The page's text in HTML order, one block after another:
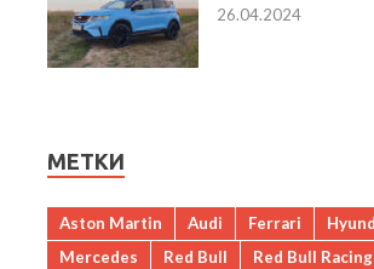
26.04.2024
МЕТКИ
Aston Martin Audi Ferrari
Mercedes
Red Bull
Red Bull Racing